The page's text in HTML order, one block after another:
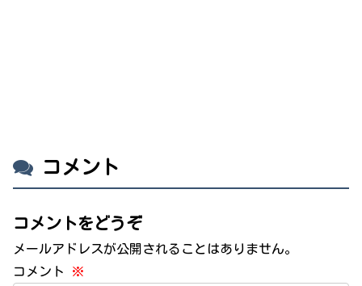
コメント
コメントをどうぞ
メールアドレスが公開されることはありません。
コメント
※